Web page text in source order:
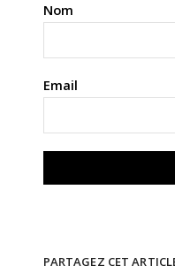
Nom
Email
PARTAGEZ CET